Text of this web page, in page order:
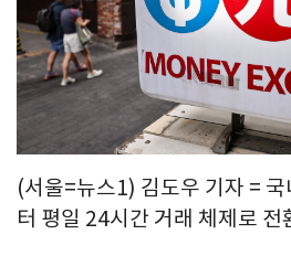
(서울=뉴스1) 김도우 기자 =
터 평일 24시간 거래 체제로 전